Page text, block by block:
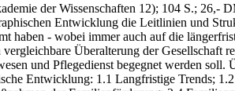
der Wissenschaften 12); 104 S.; 26,-
Entwicklung die Leitlinien und
haben - wobei immer auch auf die
Überalterung der Gesellschaft
und Pflegedienst begegnet werden soll.
Entwicklung: 1.1 Langfristige Trends;